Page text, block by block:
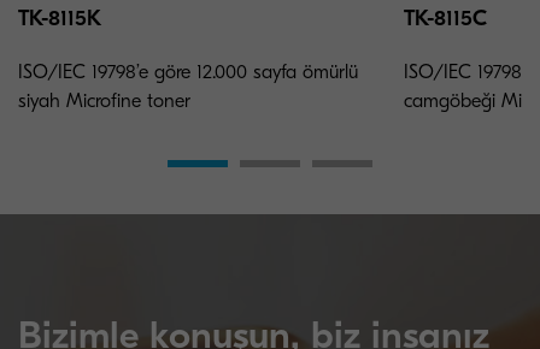
TK-8115K
ISO/IEC 19798’e göre 12.000 sayfa ömürlü
siyah Microfine toner
TK-8115C
ISO/IEC
camgöbeği
Bizimle konuşun, biz insanız